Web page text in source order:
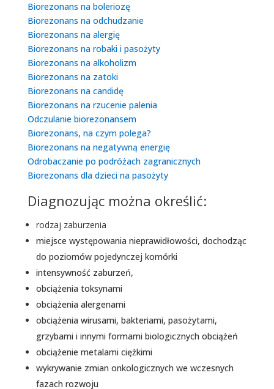
Biorezonans na boleriozę
Biorezonans na odchudzanie
Biorezonans na alergię
Biorezonans na robaki i pasożyty
Biorezonans na alkoholizm
Biorezonans na zatoki
Biorezonans na candidę
Biorezonans na rzucenie palenia
Odczulanie biorezonansem
Biorezonans, na czym polega?
Biorezonans na negatywną energię
Odrobaczanie po podróżach zagranicznych
Biorezonans dla dzieci na pasożyty
Diagnozując można określić:
rodzaj zaburzenia
miejsce występowania nieprawidłowości, dochodząc
do poziomów pojedynczej komórki
intensywność zaburzeń,
obciążenia toksynami
obciążenia alergenami
obciążenia wirusami, bakteriami, pasożytami,
grzybami i innymi formami biologicznych obciążeń
obciążenie metalami ciężkimi
wykrywanie zmian onkologicznych we wczesnych
fazach rozwoju